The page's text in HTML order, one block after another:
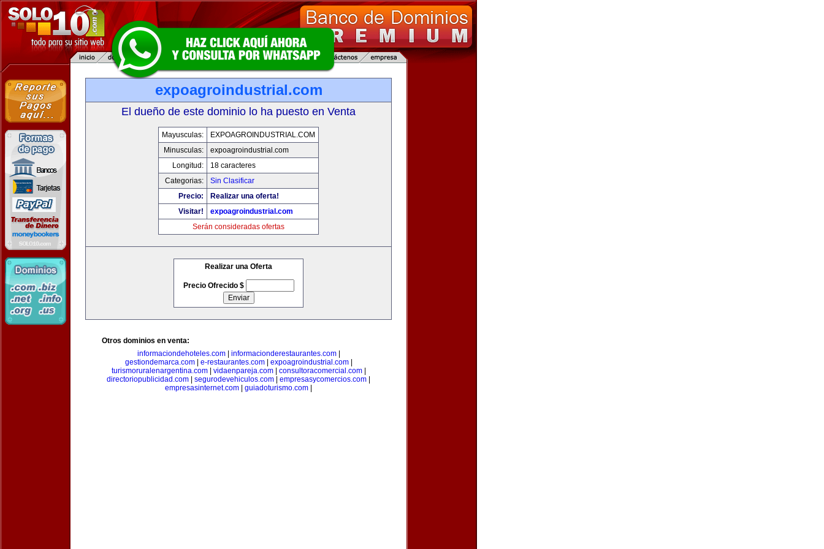
expoagroindustrial.com
El dueño de este dominio lo ha puesto en Venta
Mayusculas:
EXPOAGROINDUSTRIAL.COM
Minusculas:
expoagroindustrial.com
Longitud:
18 caracteres
Categorias:
Sin Clasificar
Precio:
Realizar una oferta!
Visitar!
expoagroindustrial.com
Serán consideradas ofertas
Realizar una Oferta
Precio Ofrecido $
Otros dominios en venta:
informaciondehoteles.com| informacionderestaurantes.com|
gestiondemarca.com| e-restaurantes.com| expoagroindustrial.com|
turismoruralenargentina.com| vidaenpareja.com| consultoracomercial.com|
directoriopublicidad.com
segurodevehiculos.com empresasycomercios.com
empresasinternet.com
guiadoturismo.com